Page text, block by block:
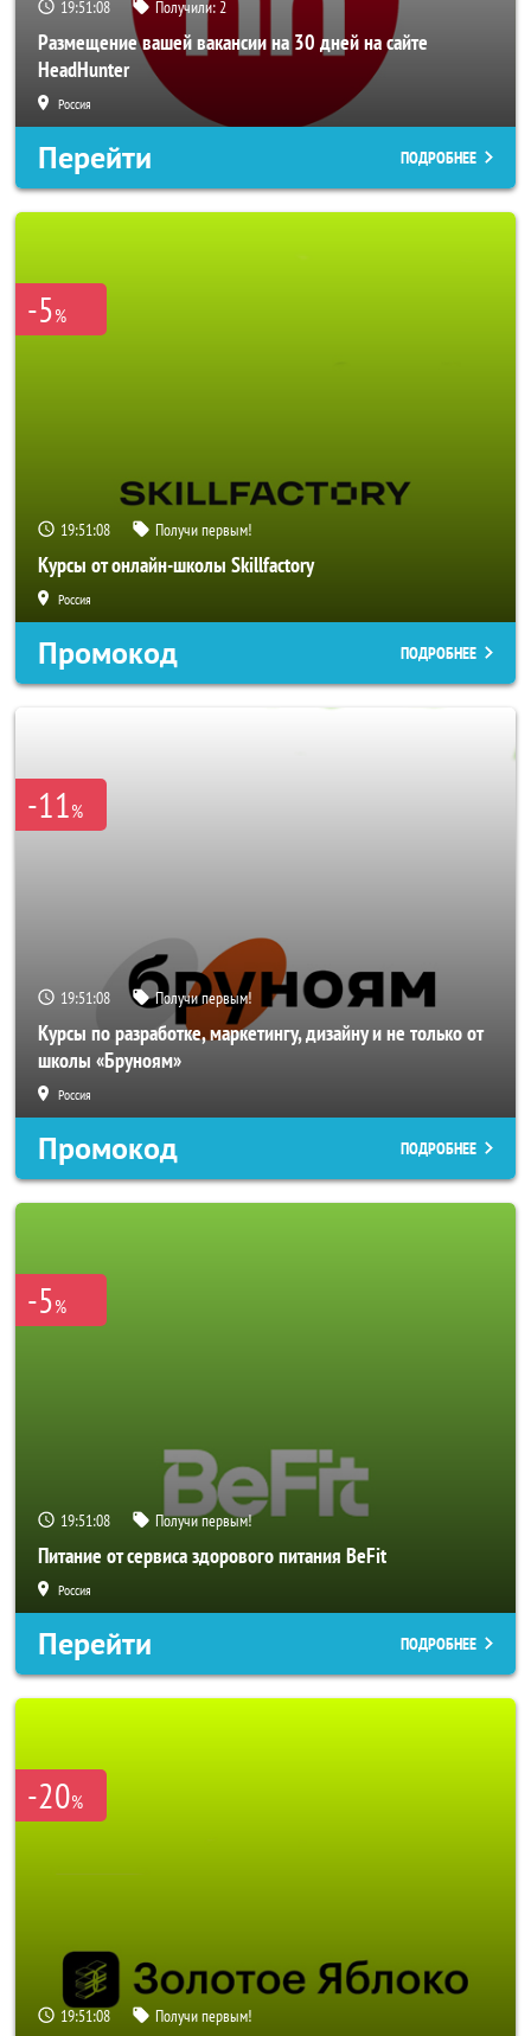
19:51:06 Получили:2
Размещение вашей вакансии на 30 дней на сайте
HeadHunter
Россия
Перейти ПОДРОБНЕЕ
-5%
19:51:06 Получи первым!
Курсы от онлайн-школы Skillfactory
Россия
Промокод ПОДРОБНЕЕ
-11%
19:51:06 Получи первым!
Курсы по разработке, маркетингу, дизайну и не только от
школы «Бруноям»
Россия
Промокод ПОДРОБНЕЕ
-5%
19:51:06 Получи первым!
Питание от сервиса здорового питания BeFit
Россия
Перейти ПОДРОБНЕЕ
-20%
19:51:06 Получи первым!